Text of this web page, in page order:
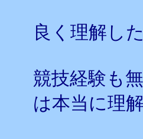
良く理解し
競技経験も
は本当に理